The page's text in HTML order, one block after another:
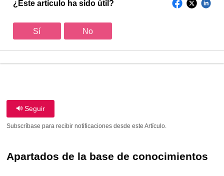
¿Este artículo ha sido útil?
Sí No
Seguir
Subscríbase para recibir notificaciones desde este Artículo.
Apartados de la base de conocimientos